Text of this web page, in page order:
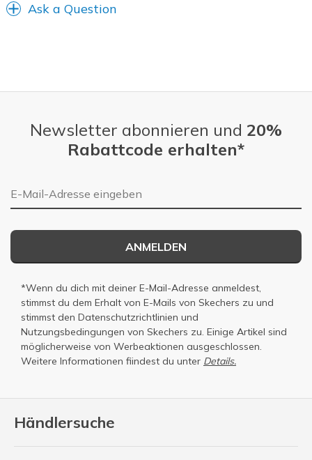
Ask a Question
Händlersuche
Newsletter abonnieren und 20%
Rabattcode erhalten*
E-Mail-Adresse
ANMELDEN
*Wenn du dich mit deiner E-Mail-Adresse anmeldest,
stimmst du dem Erhalt von E-Mails von Skechers zu und
stimmst den Datenschutzrichtlinien und
Nutzungsbedingungen von Skechers zu. Einige Artikel sind
möglicherweise von Werbeaktionen ausgeschlossen.
Weitere Informationen fiindest du unter Details.